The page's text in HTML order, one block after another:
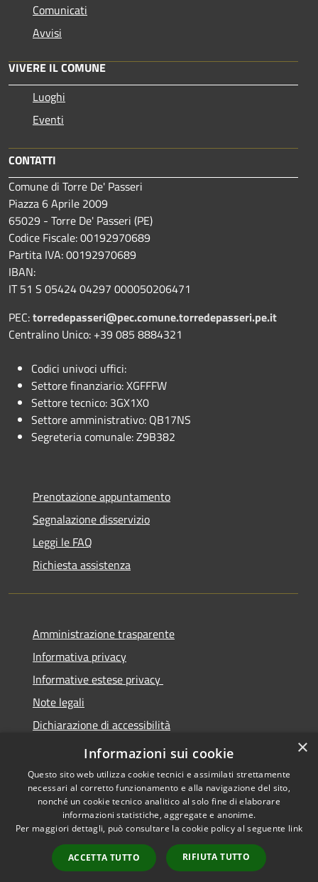
Comunicati
Avvisi
VIVERE IL COMUNE
Luoghi
Eventi
CONTATTI
Comune di Torre De' Passeri
Piazza 6 Aprile 2009
65029 - Torre De' Passeri (PE)
Codice Fiscale: 00192970689
Partita IVA: 00192970689
IBAN:
IT 51 S 05424 04297 000050206471
PEC:torredepasseri@pec.comune.torredepasseri.pe.it
Centralino Unico: +39 085 8884321
Codici univoci uffici:
Settore finanziario: XGFFFW
Settore tecnico: 3GX1X0
Settore amministrativo: QB17NS
Segreteria comunale: Z9B382
Prenotazione appuntamento
Segnalazione disservizio
Leggi le FAQ
Richiesta assistenza
Amministrazione trasparente
Informativa privacy
Informative estese privacy
Note legali
Dichiarazione di accessibilità
Obbiettivi di Accessibilità
Accessibilità
Copyright © 2026 • Comune di
Torre De' Passeri • Powered by
Municipium•
Accesso
redazione
×
Informazioni sui cookie
Questo sito web utilizza cookie tecnici e assimilati strettamente
necessari al corretto funzionamento e alla navigazione del sito,
nonché un cookie tecnico analitico al solo fine di elaborare
informazioni statistiche, aggregate e anonime.
Per maggiori dettagli, può consultare la cookie policy al seguente link
ACCETTA TUTTO RIFIUTA TUTTO